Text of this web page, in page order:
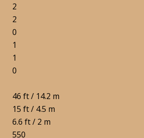
2
2
0
1
1
0
46 ft / 14.2 m
15 ft / 4.5 m
6.6 ft / 2 m
550